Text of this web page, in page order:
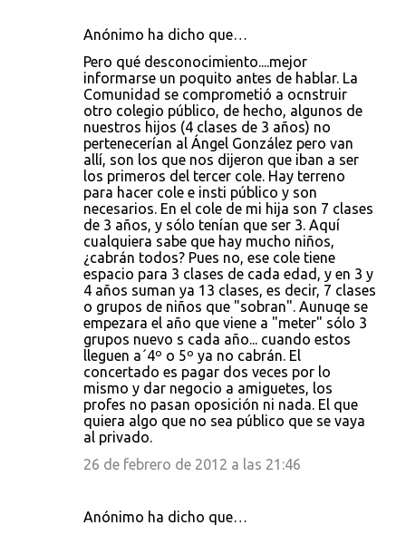
Anónimo ha dicho que…
Pero qué desconocimiento....mejor
informarse un poquito antes de hablar. La
Comunidad se comprometió a ocnstruir
otro colegio público, de hecho, algunos de
nuestros hijos (4 clases de 3 años) no
pertenecerían al Ángel González pero van
allí, son los que nos dijeron que iban a ser
los primeros del tercer cole. Hay terreno
para hacer cole e insti público y son
necesarios. En el cole de mi hija son 7 clases
de 3 años, y sólo tenían que ser 3. Aquí
cualquiera sabe que hay mucho niños,
¿cabrán todos? Pues no, ese cole tiene
espacio para 3 clases de cada edad, y en 3 y
4 años suman ya 13 clases, es decir, 7 clases
o grupos de niños que "sobran". Aunuqe se
empezara el año que viene a "meter" sólo 3
grupos nuevo s cada año... cuando estos
lleguen a´4º o 5º ya no cabrán. El
concertado es pagar dos veces por lo
mismo y dar negocio a amiguetes, los
profes no pasan oposición ni nada. El que
quiera algo que no sea público que se vaya
al privado.
26 de febrero de 2012 a las 21:46
Anónimo ha dicho que…